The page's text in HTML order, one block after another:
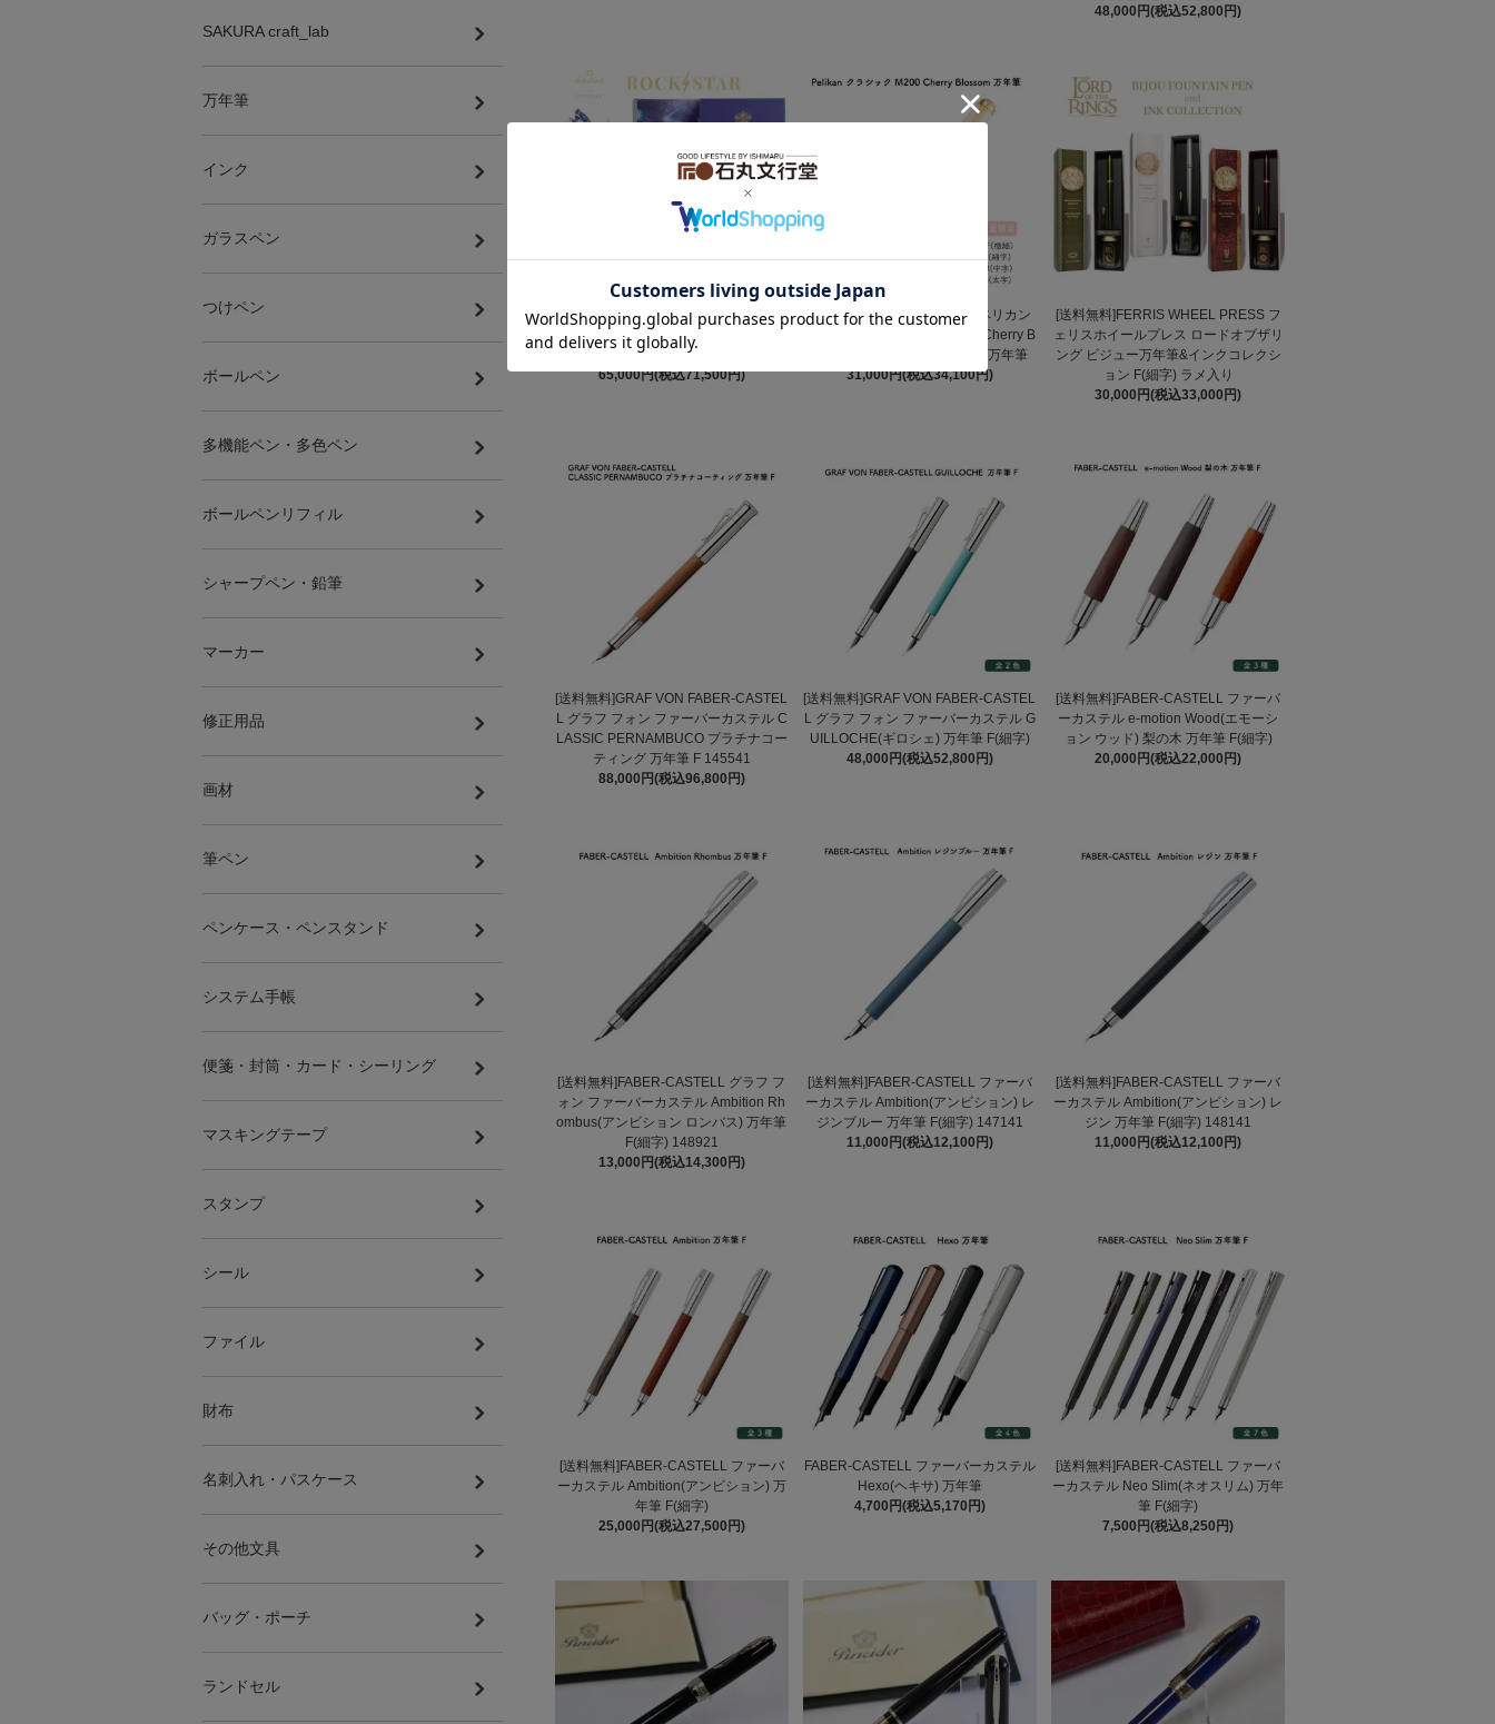
48,000円(税込52,800円)
[送料無料]Esterbrook エスターブルッ
ク ×Ferris Wheel Press コラボ Estie
(エスティー) Rockstar(ロックスター)
65,000円(税込71,500円)
[送料無料][数量限定]Pelikan ペリカン
特別生産品 クラシック M200 Cherry B
lossom(チェリーブロッサム) 万年筆
31,000円(税込34,100円)
[送料無料]FERRIS WHEEL PRESS フ
ェリスホイールプレス ロードオブザリ
ング ビジュー万年筆&インクコレクシ
ョン F(細字) ラメ入り
30,000円(税込33,000円)
[送料無料]GRAF VON FABER-CASTEL
L グラフ フォン ファーバーカステル C
LASSIC PERNAMBUCO プラチナコー
ティング 万年筆 F 145541
88,000円(税込96,800円)
[送料無料]GRAF VON FABER-CASTEL
L グラフ フォン ファーバーカステル G
UILLOCHE(ギロシェ) 万年筆 F(細字)
48,000円(税込52,800円)
[送料無料]FABER-CASTELL ファーバ
ーカステル e-motion Wood(エモーシ
ョン ウッド) 梨の木 万年筆 F(細字)
20,000円(税込22,000円)
[送料無料]FABER-CASTELL グラフ フ
ォン ファーバーカステル Ambition Rh
ombus(アンビション ロンバス) 万年筆
F(細字) 148921
13,000円(税込14,300円)
[送料無料]FABER-CASTELL ファーバ
ーカステル Ambition(アンビション) レ
ジンブルー 万年筆 F(細字) 147141
11,000円(税込12,100円)
[送料無料]FABER-CASTELL ファーバ
ーカステル Ambition(アンビション) レ
ジン 万年筆 F(細字) 148141
11,000円(税込12,100円)
[送料無料]FABER-CASTELL ファーバ
ーカステル Ambition(アンビション) 万
年筆 F(細字)
25,000円(税込27,500円)
FABER-CASTELL ファーバーカステル
Hexo(ヘキサ) 万年筆
4,700円(税込5,170円)
[送料無料]FABER-CASTELL ファーバ
ーカステル Neo Slim(ネオスリム) 万年
筆 F(細字)
7,500円(税込8,250円)
SAKURA craft_lab
万年筆
インク
ガラスペン
つけペン
ボールペン
多機能ペン・多色ペン
ボールペンリフィル
シャープペン・鉛筆
マーカー
修正用品
画材
筆ペン
ペンケース・ペンスタンド
システム手帳
便箋・封筒・カード・シーリング
マスキングテープ
スタンプ
シール
ファイル
財布
名刺入れ・パスケース
その他文具
バッグ・ポーチ
ランドセル